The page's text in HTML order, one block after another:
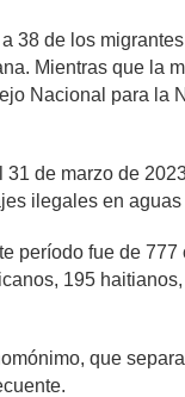
38 de los
Mientras que la
Nacional para la
de marzo de
ilegales en
período fue de
195
que